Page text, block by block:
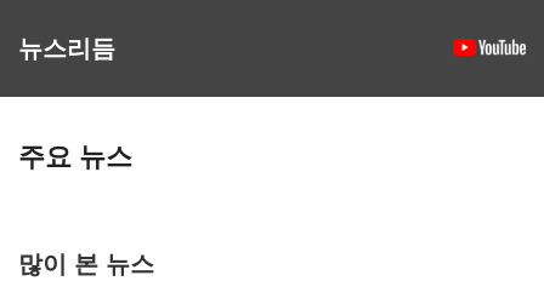
뉴스리듬
주요 뉴스
많이 본 뉴스